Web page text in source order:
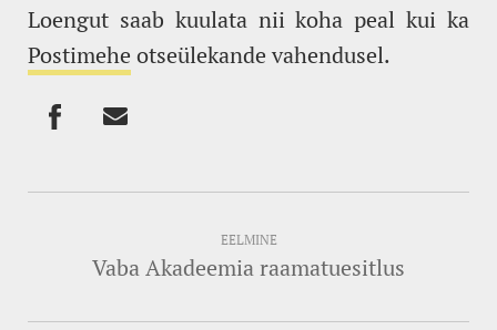
Loengut saab kuulata nii koha peal kui ka
Postimehe otseülekande vahendusel.
EELMINE
Vaba Akadeemia raamatuesitlus